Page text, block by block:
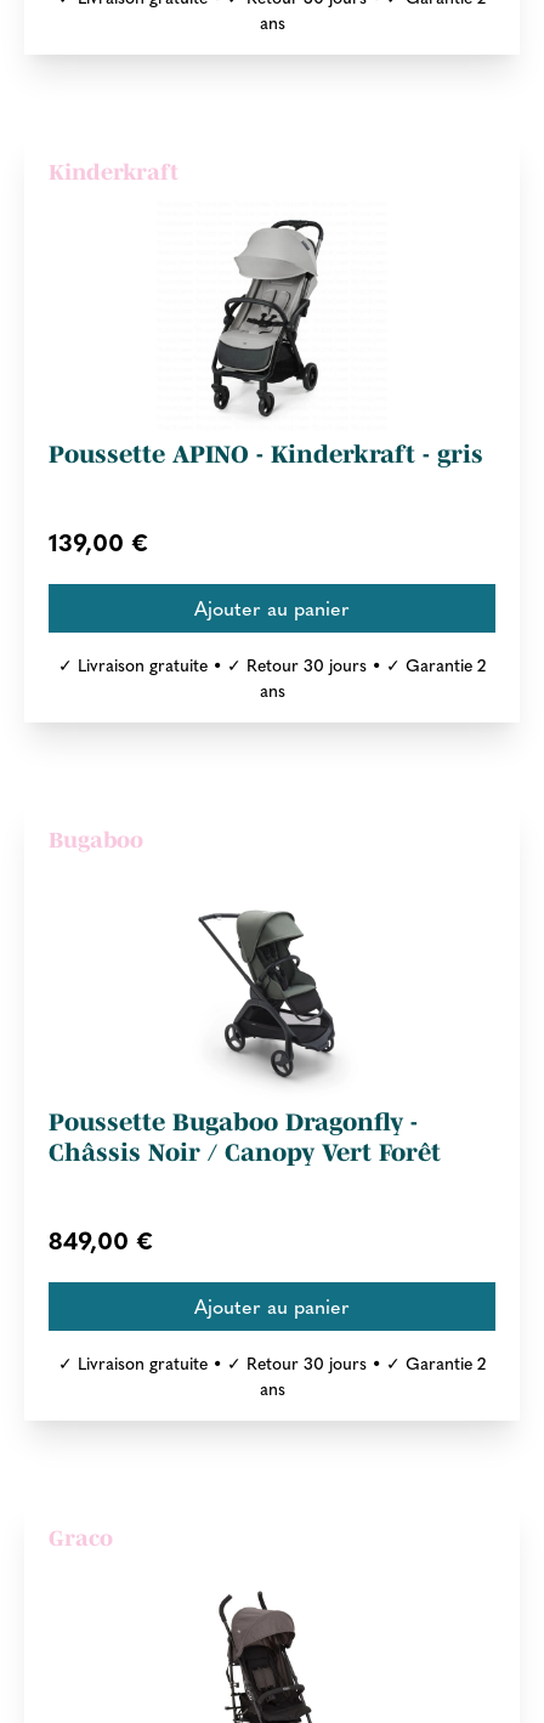
ans
Kinderkraft
Poussette APINO - Kinderkraft - gris
139,00 €
✓ Livraison gratuite • ✓ Retour 30 jours • ✓ Garantie 2
ans
Bugaboo
Poussette Bugaboo Dragonfly -
Châssis Noir / Canopy Vert Forêt
849,00 €
✓ Livraison gratuite • ✓ Retour 30 jours • ✓ Garantie 2
ans
Graco